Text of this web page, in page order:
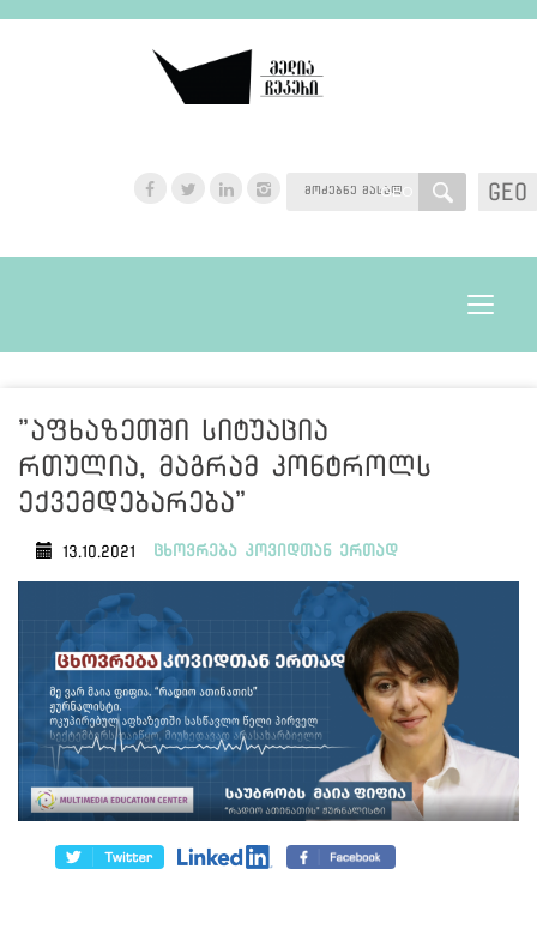
GEO
GEO
Toggle
"აფხაზეთში სიტუაცია
რთულია, მაგრამ კონტროლს
ექვემდებარება"
13.10.2021 ცხოვრება კოვიდთან ერთად